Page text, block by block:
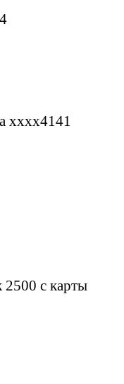
хххх4141
2500 с карты